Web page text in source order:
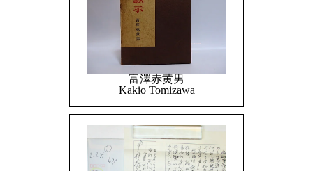
富澤赤黄男
Kakio Tomizawa